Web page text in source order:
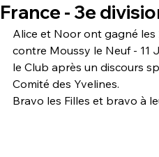
France - 3e
Alice et Noor ont gagné
contre Moussy le Neuf - 11
le Club après un discours
Comité des Yvelines.
Bravo les Filles et bravo à